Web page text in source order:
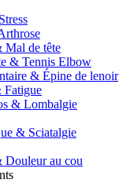
Mal de tête
& Tennis Elbow
& Épine de lenoir
Fatigue
& Lombalgie
& Sciatalgie
Douleur au cou